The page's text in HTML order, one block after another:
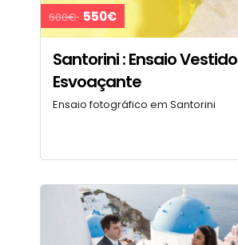
600€ 550€
Santorini : Ensaio Vestido
Esvoaçante
Ensaio fotográfico em Santorini